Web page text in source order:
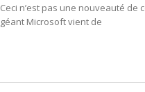
Ceci n’est pas une nouveauté de
géant Microsoft vient de